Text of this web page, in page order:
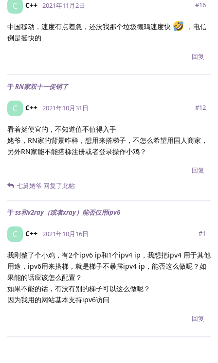
C C++ 2021年11月2日 #16
中国移动，速度有点着急，还没我那个垃圾德鸡速度快
，电信
倒是挺快的
回复
于RN家双十一促销了
C C++ 2021年10月31日 #12
看着挺便宜的，不知道值不值得入手
姥爷，RN家的背景咋样，想用来搭梯子，不怎么希望用国人商家，
另外RN家能不能搭梯注册或者登录操作小鸡？
回复
七舅姥爷 回复了此帖
于ss和v2ray（或者xray）能否仅用ipv6
C C++ 2021年10月16日 #1
我刚整了个小鸡，有2个ipv6 ip和1个ipv4 ip，我想把ipv4 用于其他
用途，ipv6用来搭梯，就是梯子不暴露ipv4 ip，能否这么做呢？如
果能的话应该怎么配置？
如果不能的话，有没有别的梯子可以这么做呢？
因为我用的网站基本支持ipv6访问
回复